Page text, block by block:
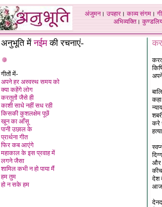
अंजुमन।उपहार।काव्य संगम।
अभिव्यक्ति।
अनुभूति मेंनईमकी रचनाएं-
गीतों में-
अपने हर अस्वस्थ समय को
क्या कहेंगे लोग
करतूतों जैसे ही
काशी साधे नहीं सध रही
किसकी कुशलक्षेम पूछें
खून का आँसू
पानी उछाल के
प्रार्थना गीत
फिर कब आएंगे
महाकाल के इस प्रवाह में
लगने जैसा
शामिल कभी न हो पाया मैं
हम तुम
हो न सके हम
करे
और
देश
आज